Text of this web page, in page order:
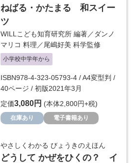
ねばる・かたまる 和スイー
ツ
WILLこども知育研究所 編著／ ダンノ
マリコ 料理／尾嶋好美 科学監修
小学校中学年から
ISBN978-4-323-05793-4 / A4変型判 /
40ページ / 初版2021年3月
定価3,080円 (本体2,800円+税)
在庫あり 電子書籍あり
やさしくわかる びょうきのえほん
どうして かぜをひくの？ イ